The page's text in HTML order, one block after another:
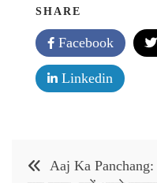
SHARE
Facebook
Linkedin
Post Aaj Ka